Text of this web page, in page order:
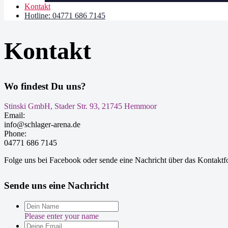
Kontakt
Hotline: 04771 686 7145
Kontakt
Wo findest Du uns?
Stinski GmbH, Stader Str. 93, 21745 Hemmoor
Email:
info@schlager-arena.de
Phone:
04771 686 7145
Folge uns bei Facebook oder sende eine Nachricht über das
Sende uns eine Nachricht
Please enter your name